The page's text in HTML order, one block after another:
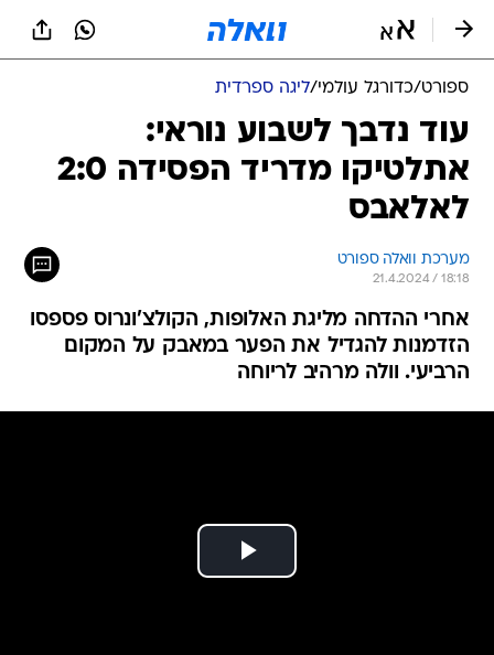
ספורט/כדורגל עולמי/ליגה ספרדית
עוד נדבך לשבוע נוראי:
אתלטיקו מדריד הפסידה 2:0
לאלאבס
מערכת וואלה ספורט
21.4.2024 / 18:18
אחרי ההדחה מליגת האלופות, הקולצ'ונרוס פספסו
הזדמנות להגדיל את הפער במאבק על המקום
הרביעי. וולה מרהיב לריוחה